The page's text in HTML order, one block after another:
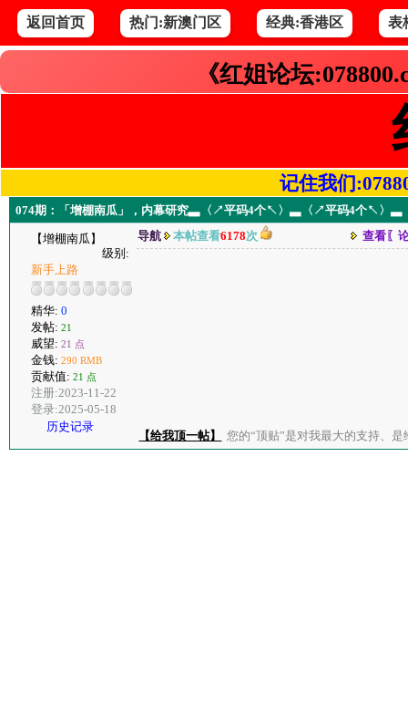
返回首页 热门:新澳门区 经典:香港区 表
《红姐论坛
记住我们
074期：「增棚南瓜」，内幕研究▃〈↗平码4个↖〉▃〈↗平码4个↖〉▃
【增棚南瓜】
级别:
新手上路
精华: 0
发帖: 21
威望: 21 点
金钱: 290 RMB
贡献值: 21 点
注册:2023-11-22
登录:2025-05-18
历史记录
导航 本帖查看6178次 查看〖
【给我顶一帖】 您的“顶贴”是对我最大的支持、